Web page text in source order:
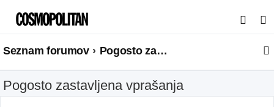
s
a
Seznam forumov Pogosto zastavljena vprašanja
Pogosto zastavljena vprašanja